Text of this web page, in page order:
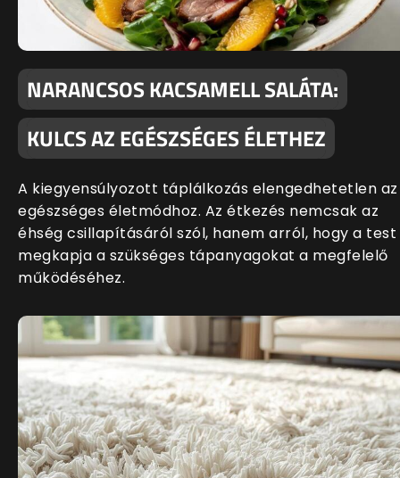
NARANCSOS KACSAMELL SALÁTA:
KULCS AZ EGÉSZSÉGES ÉLETHEZ
A kiegyensúlyozott táplálkozás elengedhetetlen az
egészséges életmódhoz. Az étkezés nemcsak az
éhség csillapításáról szól, hanem arról, hogy a test
megkapja a szükséges tápanyagokat a megfelelő
működéséhez.